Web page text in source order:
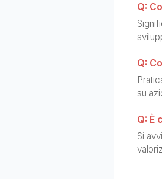
Q:
Q:
su
Q: È
Si